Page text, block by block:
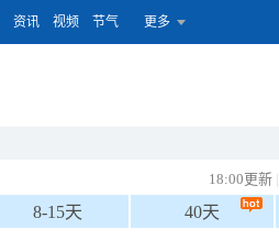
资讯 视频 节气 更多
18:00更新 |
8-15天 40天